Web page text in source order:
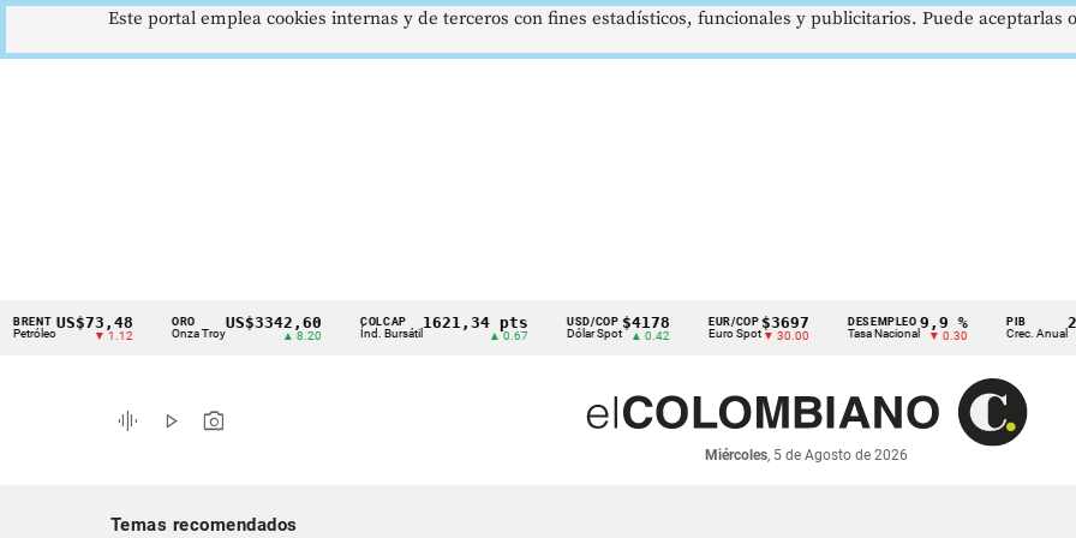
Cintillo
indicadores
económicos
US$73,48
▼ 1.12
ORO
Onza Troy
US$3342,60 COLCAP
Índ. Bursátil
1621,34 pts USD/COP
Dólar Spot
$4178
▲ 0.42
EUR/COP
Euro Spot
$3697
▼ 30.00
DESEMPLEO
Tasa Nacional
9,9 %
▼ 0.30
PIB
Crec. Anual
2,8 %
▲ 0.10
graphic_eq play_arrow photo_camera
Miércoles, 5 de Agosto de 2026
Temas recomendados
Este portal emplea cookies internas y de terceros con fines estadísticos, funcionales y publicitarios. Puede aceptarlas